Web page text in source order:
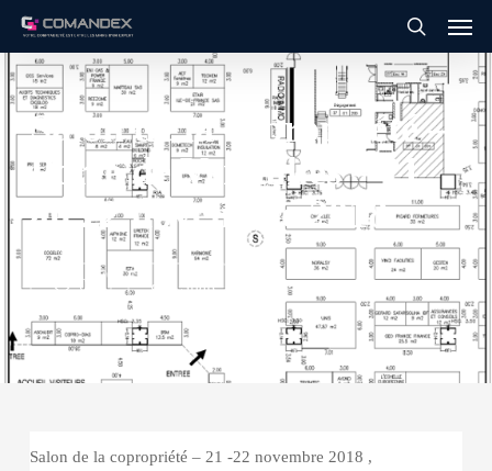
Skip
main
content
search
Menu
Salon de la copropriété –
Porte de Versailles – 21
au 22 novembre 2018
Share
0
Salon de la copropriété – 21 -22 novembre 2018 ,